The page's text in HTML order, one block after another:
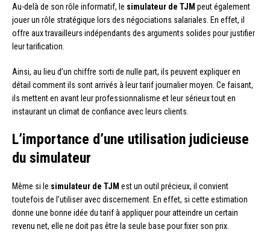
Au-delà de son rôle informatif, le simulateur de TJM peut également
jouer un rôle stratégique lors des négociations salariales. En effet, il
offre aux travailleurs indépendants des arguments solides pour justifier
leur tarification.
Ainsi, au lieu d’un chiffre sorti de nulle part, ils peuvent expliquer en
détail comment ils sont arrivés à leur tarif journalier moyen. Ce faisant,
ils mettent en avant leur professionnalisme et leur sérieux tout en
instaurant un climat de confiance avec leurs clients.
L’importance d’une utilisation judicieuse
du simulateur
Même si le simulateur de TJM est un outil précieux, il convient
toutefois de l’utiliser avec discernement. En effet, si cette estimation
donne une bonne idée du tarif à appliquer pour atteindre un certain
revenu net, elle ne doit pas être la seule base pour fixer son prix.